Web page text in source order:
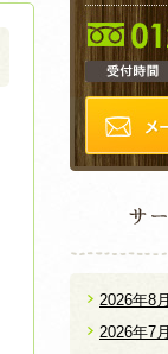
2026年8
2026年7